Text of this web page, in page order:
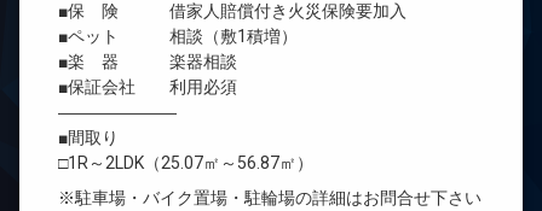
■保 険 借家人賠償付き火災保険要加入
■ペット 相談（敷1積増）
■楽 器 楽器相談
■保証会社 利用必須
―――――――
■間取り
□1R～2LDK（25.07㎡～56.87㎡）
※駐車場・バイク置場・駐輪場の詳細はお問合せ下さい